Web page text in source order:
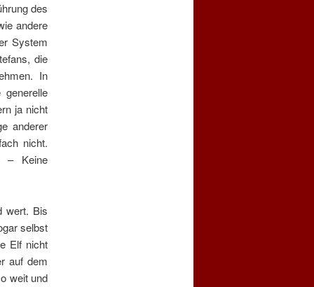
des
andere
System
die
In
ja nicht
anderer
nicht.
– Keine
wert. Bis
selbst
Elf nicht
auf dem
weit und